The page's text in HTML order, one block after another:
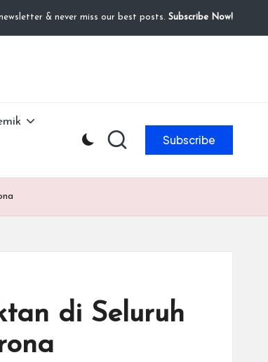
& never miss our best posts. Subscribe Now!
Subscribe
di Seluruh